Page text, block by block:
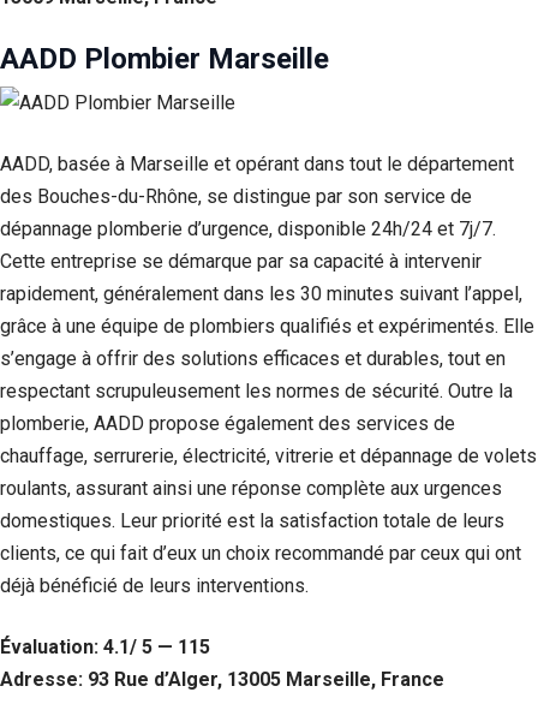
AADD Plombier Marseille
AADD, basée à Marseille et opérant dans tout le département
des Bouches-du-Rhône, se distingue par son service de
dépannage plomberie d’urgence, disponible 24h/24 et 7j/7.
Cette entreprise se démarque par sa capacité à intervenir
rapidement, généralement dans les 30 minutes suivant l’appel,
grâce à une équipe de plombiers qualifiés et expérimentés. Elle
s’engage à offrir des solutions efficaces et durables, tout en
respectant scrupuleusement les normes de sécurité. Outre la
plomberie, AADD propose également des services de
chauffage, serrurerie, électricité, vitrerie et dépannage de volets
roulants, assurant ainsi une réponse complète aux urgences
domestiques. Leur priorité est la satisfaction totale de leurs
clients, ce qui fait d’eux un choix recommandé par ceux qui ont
déjà bénéficié de leurs interventions.
Évaluation: 4.1/ 5 — 115
Adresse: 93 Rue d’Alger, 13005 Marseille, France
Afin que
puissions
fonctionnalité
et la structure
du site Web,
en fonction
de la façon
dont le site
Web est
utilisé.
Experience
Afin que notre
fonctionne
aussi bien que
possible lors
de votre visite.
Si vous
refusez ces
fonctionnalités
disparaîtront
du site Web.